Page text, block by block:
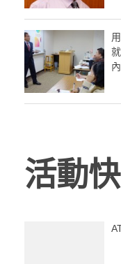
活動